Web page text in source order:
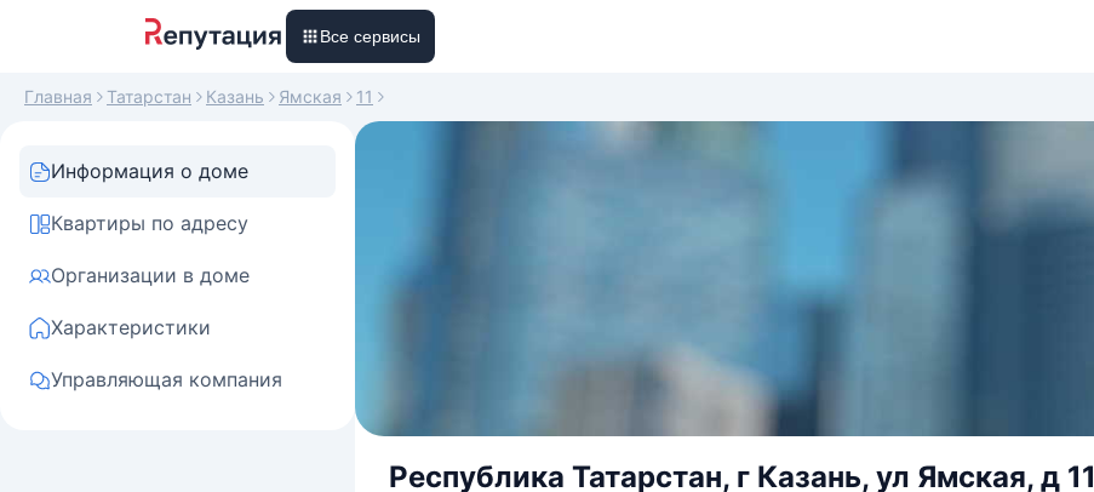
Все сервисы
Главная Татарстан Казань Ямская 11
Информация о доме
Квартиры по адресу
Организации в доме
Характеристики
Управляющая компания
Республика Татарстан, г Казань, ул Ямская, д 11